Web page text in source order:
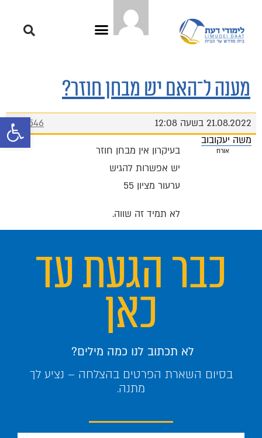
פתח
מענה ל־האם יש מבחן חוזר?
21.08.2022 בשעה 12:08
#9546
משה יעקובוב
אורח
בעיקרון אין מבחן חוזר
יש אפשרות להגיש
ערעור מציון 55
לא תמיד זה שווה.
כבר הגעת עד
כאן
לא תכתוב לנו כמה מילים?
בסיום השארת הפרטים בהצלחה – נציע לך
מתנה.